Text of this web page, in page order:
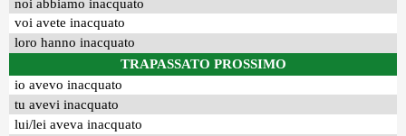
noi abbiamo inacquato
voi avete inacquato
loro hanno inacquato
TRAPASSATO PROSSIMO
io avevo inacquato
tu avevi inacquato
lui/lei aveva inacquato